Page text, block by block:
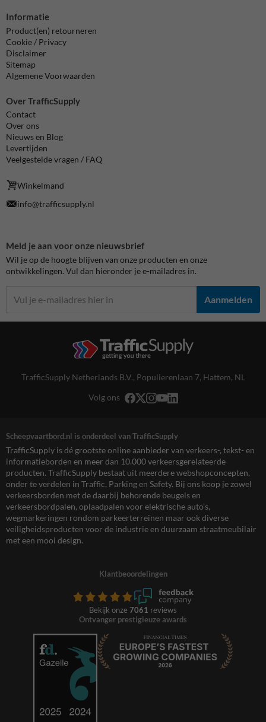
Informatie
Product(en) retourneren
Cookie / Privacy
Disclaimer
Sitemap
Algemene Voorwaarden
Over TrafficSupply
Contact
Over ons
Nieuws en Blog
Levertijden
Veelgestelde vragen / FAQ
Winkelmand
info@trafficsupply.nl
Meld je aan voor onze nieuwsbrief
Wil je op de hoogte blijven van onze producten en onze
ontwikkelingen. Vul dan hieronder je e-mailadres in.
Aanmelden
TrafficSupply Netherlands B.V., Populierenlaan 7, Hattem, NL
Volg ons
Scheepvaartbord.nl is onderdeel van TrafficSupply
TrafficSupply is dé grootste online aanbieder van verkeers-, tekst- en
informatieborden en meer dan 10.000 verkeersgerelateerde
producten. TrafficSupply bestaat uit meerdere webshopconcepten,
onder te verdelen in Traffic, Parking en Safety. Bij ons koop je zowel
verkeersborden met de daarbij behorende beugels en
verkeersbordpalen, oplaadpalen voor elektrische auto’s,
wegmarkeringen rondom parkeerterreinen maar ook diverse
veiligheidsproducten voor de industrie en duurzaam straatmeubilair
met een mooi design.
Klantbeoordelingen
Bekijk onze 7061 reviews
Ontvanger prestigieuze awards